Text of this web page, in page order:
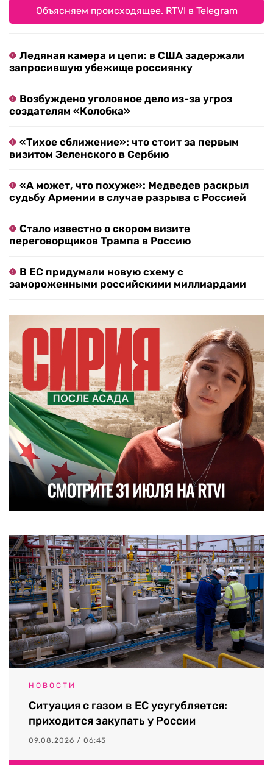
Объясняем происходящее. RTVI в Telegram
Ледяная камера и цепи: в США задержали
запросившую убежище россиянку
Возбуждено уголовное дело из-за угроз
создателям «Колобка»
«Тихое сближение»: что стоит за первым
визитом Зеленского в Сербию
«А может, что похуже»: Медведев раскрыл
судьбу Армении в случае разрыва с Россией
Стало известно о скором визите
переговорщиков Трампа в Россию
В ЕС придумали новую схему с
замороженными российскими миллиардами
НОВОСТИ
Ситуация с газом в ЕС усугубляется:
приходится закупать у России
09.08.2026 / 06:45